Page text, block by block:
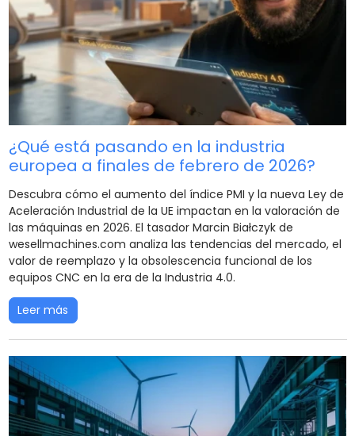
¿Qué está pasando en la industria
europea a finales de febrero de 2026?
Descubra cómo el aumento del índice PMI y la nueva Ley de
Aceleración Industrial de la UE impactan en la valoración de
las máquinas en 2026. El tasador Marcin Białczyk de
wesellmachines.com analiza las tendencias del mercado, el
valor de reemplazo y la obsolescencia funcional de los
equipos CNC en la era de la Industria 4.0.
Leer más